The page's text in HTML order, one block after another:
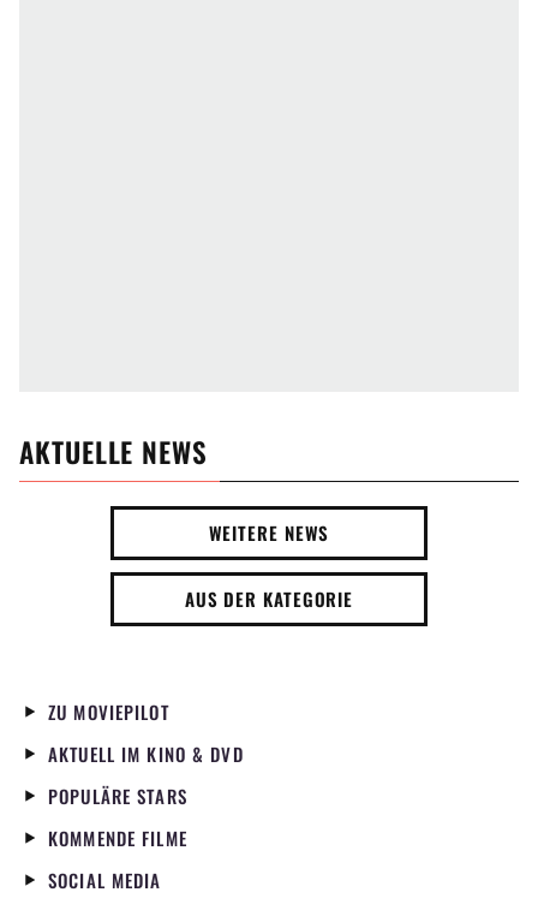
AKTUELLE NEWS
WEITERE NEWS
AUS DER KATEGORIE
ZU MOVIEPILOT
AKTUELL IM KINO & DVD
POPULÄRE STARS
KOMMENDE FILME
SOCIAL MEDIA